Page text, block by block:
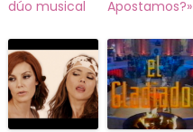
dúo musical Apostamos?»